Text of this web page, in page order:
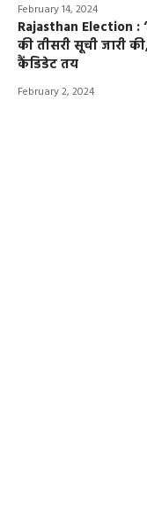
February 14, 2024
Rajasthan Election :
की तीसरी सूची जारी
कैंडिडेट तय
February 2, 2024